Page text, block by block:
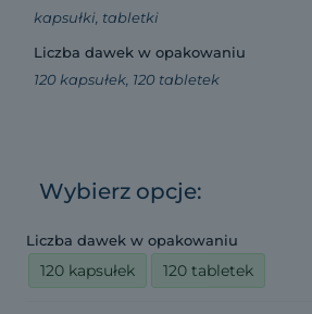
kapsułki, tabletki
Liczba dawek w opakowaniu
120 kapsułek, 120 tabletek
Wybierz opcje:
Liczba dawek w opakowaniu
120 kapsułek 120 tabletek